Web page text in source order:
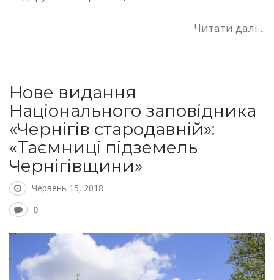
Читати далі...
Нове видання
Національного заповідника
«Чернігів стародавній»:
«Таємниці підземель
Чернігівщини»
Червень 15, 2018
0